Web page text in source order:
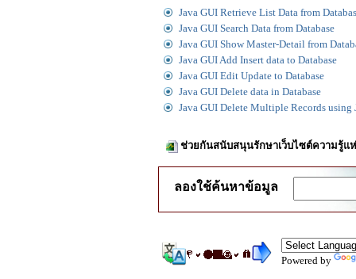
Java GUI Retrieve List Data from
Java GUI Search Data from Database
Java GUI Show Master-Detail from
Java GUI Add Insert data to Database
Java GUI Edit Update to Database
Java GUI Delete data in Database
Java GUI Delete Multiple Records using
ช่วยกันสนับสนุนรักษาเว็บไซต์ความรู้แ
ลองใช้ค้นหาข้อมูล
Powered by